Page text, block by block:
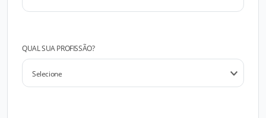
QUAL SUA PROFISSÃO?